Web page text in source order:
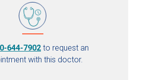
644-7902 to request an
with this doctor.